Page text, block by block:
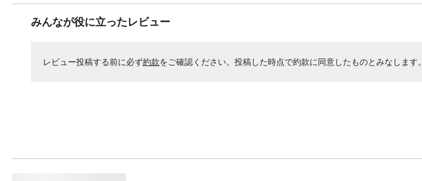
みんなが役に立ったレビュー
レビュー投稿する前に必ず約款をご確認ください。投稿した時点で約款に同意したものとみなします。